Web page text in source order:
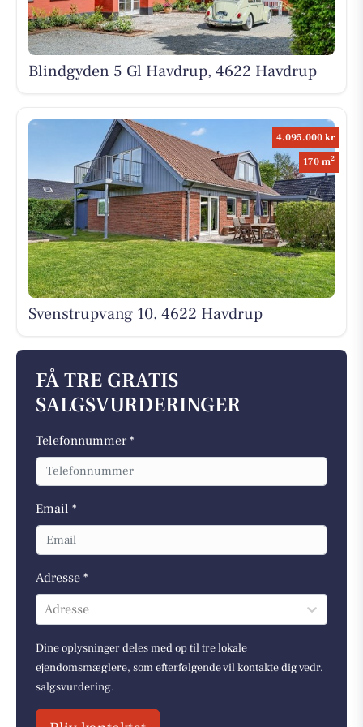
Blindgyden 5 Gl Havdrup, 4622 Havdrup
4.095.000 kr
170 m2
Svenstrupvang 10, 4622 Havdrup
FÅ TRE GRATIS
SALGSVURDERINGER
Telefonnummer *
Email *
Adresse *
Adresse
Dine oplysninger deles med op til tre lokale
ejendomsmæglere, som efterfølgende vil kontakte dig vedr.
salgsvurdering.